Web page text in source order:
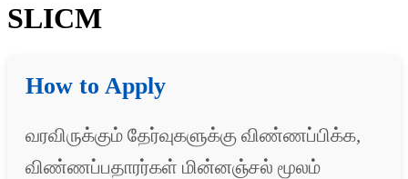
SLICM
How to Apply
வரவிருக்கும் தேர்வுகளுக்கு விண்ணப்பிக்க,
விண்ணப்பதாரர்கள் மின்னஞ்சல் மூலம்